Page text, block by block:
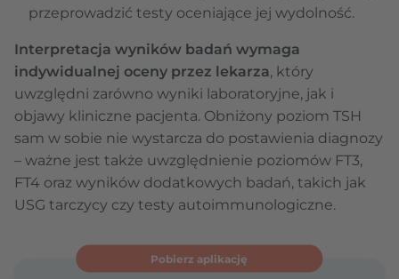
przeprowadzić testy oceniające jej wydolność.
Interpretacja wyników badań wymaga
indywidualnej oceny przez lekarza, który
uwzględni zarówno wyniki laboratoryjne, jak i
objawy kliniczne pacjenta. Obniżony poziom TSH
sam w sobie nie wystarcza do postawienia diagnozy
– ważne jest także uwzględnienie poziomów FT3,
FT4 oraz wyników dodatkowych badań, takich jak
USG tarczycy czy testy autoimmunologiczne.
Pobierz aplikację